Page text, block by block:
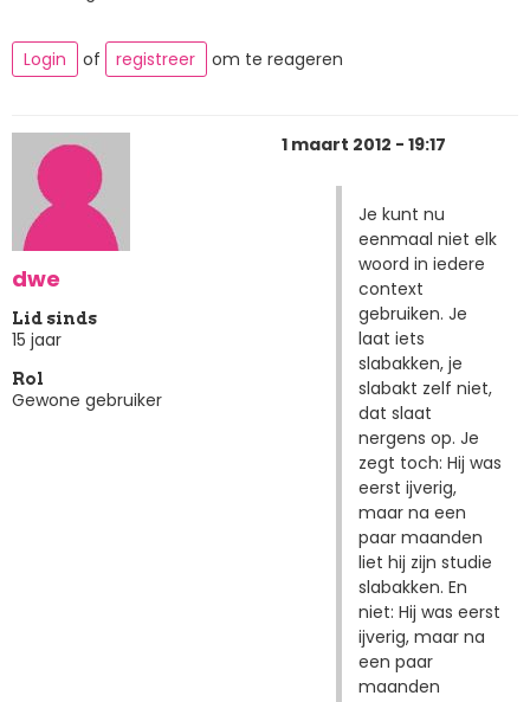
Login of registreer om te reageren
dwe
Lid sinds
15 jaar
Rol
Gewone gebruiker
1 maart 2012 - 19:17
Je kunt nu
eenmaal niet elk
woord in iedere
context
gebruiken. Je
laat iets
slabakken, je
slabakt zelf niet,
dat slaat
nergens op. Je
zegt toch: Hij was
eerst ijverig,
maar na een
paar maanden
liet hij zijn studie
slabakken. En
niet: Hij was eerst
ijverig, maar na
een paar
maanden